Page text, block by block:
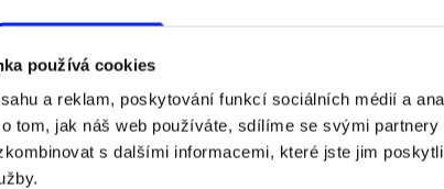
používá cookies
a reklam, poskytování funkcí sociálních médií a
tom, jak náš web používáte, sdílíme se svými
s dalšími informacemi, které jste jim